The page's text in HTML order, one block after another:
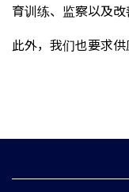
育训练、监察以及
此外，我们也要求